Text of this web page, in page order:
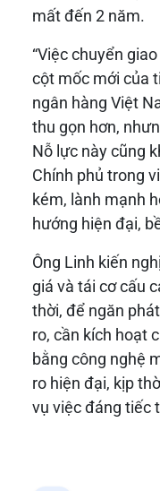
mất đến 2 năm.
“Việc chuyển
cột mốc mới của
ngân hàng Việt
thu gọn hơn,
Nỗ lực này cũng
Chính phủ trong
kém, lành mạnh
hướng hiện đại,
Ông Linh kiến
giá và tái cơ cấu
thời, để ngăn
ro, cần kích hoạt
bằng công nghệ
ro hiện đại, kịp
vụ việc đáng tiếc